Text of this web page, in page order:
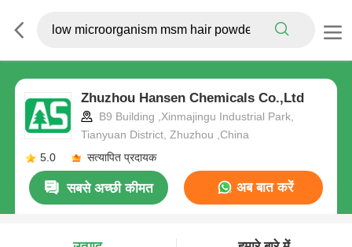
Zhuzhou Hansen Chemicals Co.,Ltd
B9 Building ,Xinmajingu Industrial Park,
Tianyuan District, Zhuzhou ,China
5.0
सत्यापित प्रदायक
सबसे अच्छी कीमत अब बात करें